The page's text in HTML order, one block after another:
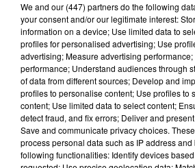
We and our (447) partnersdo the following
your consent and/or our legitimate interest:
information on a device; Use limited data to
profiles for personalised advertising; Use
advertising; Measure advertising
performance; Understand audiences through
of data from different sources; Develop and
profiles to personalise content; Use profiles to
content; Use limited data to select content;
detect fraud, and fix errors; Deliver and
Save and communicate privacy choices.
process personal data such as IP address
following functionalities: Identify devices